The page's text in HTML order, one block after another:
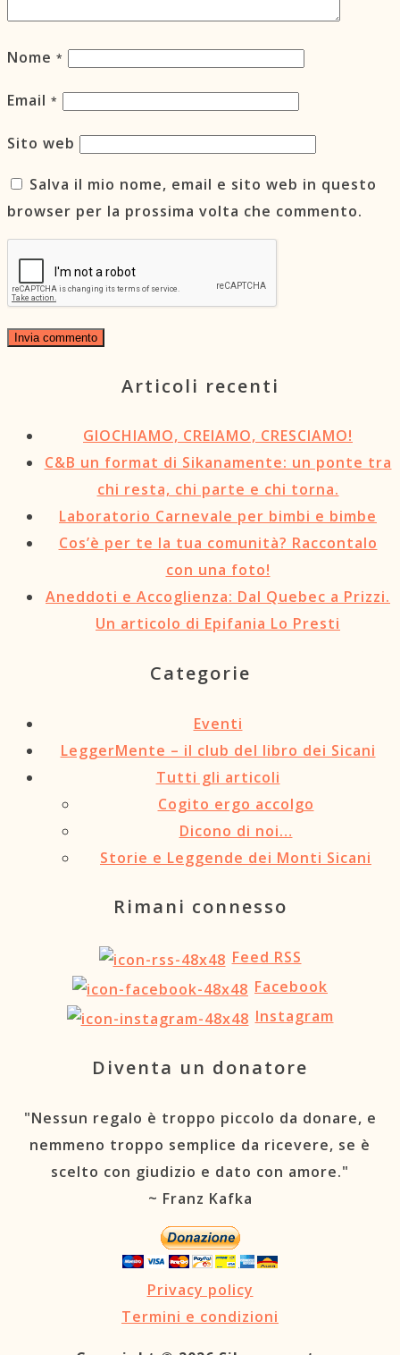
Nome *
Email *
Sito web
Salva il mio nome, email e sito web in questo
browser per la prossima volta che commento.
Articoli recenti
GIOCHIAMO, CREIAMO, CRESCIAMO!
C&B un format di Sikanamente: un ponte tra
chi resta, chi parte e chi torna.
Laboratorio Carnevale per bimbi e bimbe
Cos’è per te la tua comunità? Raccontalo
con una foto!
Aneddoti e Accoglienza: Dal Quebec a Prizzi.
Un articolo di Epifania Lo Presti
Categorie
Eventi
LeggerMente – il club del libro dei Sicani
Tutti gli articoli
Cogito ergo accolgo
Dicono di noi…
Storie e Leggende dei Monti Sicani
Rimani connesso
Feed RSS
Facebook
Instagram
Diventa un donatore
"Nessun regalo è troppo piccolo da donare, e
nemmeno troppo semplice da ricevere, se è
scelto con giudizio e dato con amore."
~ Franz Kafka
Privacy policy
Termini e condizioni